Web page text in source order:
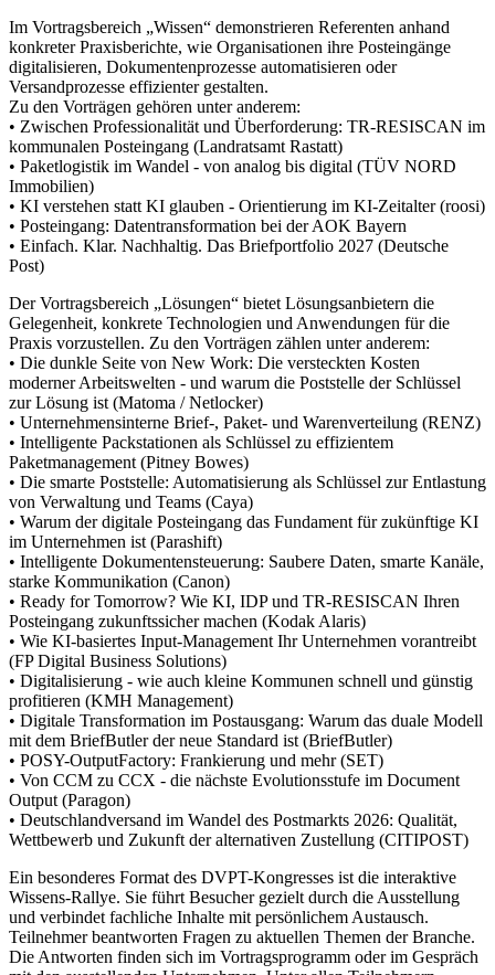
Im Vortragsbereich „Wissen“ demonstrieren Referenten anhand
konkreter Praxisberichte, wie Organisationen ihre Posteingänge
digitalisieren, Dokumentenprozesse automatisieren oder
Versandprozesse effizienter gestalten.
Zu den Vorträgen gehören unter anderem:
• Zwischen Professionalität und Überforderung: TR-RESISCAN im
kommunalen Posteingang (Landratsamt Rastatt)
• Paketlogistik im Wandel - von analog bis digital (TÜV NORD
Immobilien)
• KI verstehen statt KI glauben - Orientierung im KI-Zeitalter (roosi)
• Posteingang: Datentransformation bei der AOK Bayern
• Einfach. Klar. Nachhaltig. Das Briefportfolio 2027 (Deutsche
Post)
Der Vortragsbereich „Lösungen“ bietet Lösungsanbietern die
Gelegenheit, konkrete Technologien und Anwendungen für die
Praxis vorzustellen. Zu den Vorträgen zählen unter anderem:
• Die dunkle Seite von New Work: Die versteckten Kosten
moderner Arbeitswelten - und warum die Poststelle der Schlüssel
zur Lösung ist (Matoma / Netlocker)
• Unternehmensinterne Brief-, Paket- und Warenverteilung (RENZ)
• Intelligente Packstationen als Schlüssel zu effizientem
Paketmanagement (Pitney Bowes)
• Die smarte Poststelle: Automatisierung als Schlüssel zur Entlastung
von Verwaltung und Teams (Caya)
• Warum der digitale Posteingang das Fundament für zukünftige KI
im Unternehmen ist (Parashift)
• Intelligente Dokumentensteuerung: Saubere Daten, smarte Kanäle,
starke Kommunikation (Canon)
• Ready for Tomorrow? Wie KI, IDP und TR-RESISCAN Ihren
Posteingang zukunftssicher machen (Kodak Alaris)
• Wie KI-basiertes Input-Management Ihr Unternehmen vorantreibt
(FP Digital Business Solutions)
• Digitalisierung - wie auch kleine Kommunen schnell und günstig
profitieren (KMH Management)
• Digitale Transformation im Postausgang: Warum das duale Modell
mit dem BriefButler der neue Standard ist (BriefButler)
• POSY-OutputFactory: Frankierung und mehr (SET)
• Von CCM zu CCX - die nächste Evolutionsstufe im Document
Output (Paragon)
• Deutschlandversand im Wandel des Postmarkts 2026: Qualität,
Wettbewerb und Zukunft der alternativen Zustellung (CITIPOST)
Ein besonderes Format des DVPT-Kongresses ist die interaktive
Wissens-Rallye. Sie führt Besucher gezielt durch die Ausstellung
und verbindet fachliche Inhalte mit persönlichem Austausch.
Teilnehmer beantworten Fragen zu aktuellen Themen der Branche.
Die Antworten finden sich im Vortragsprogramm oder im Gespräch